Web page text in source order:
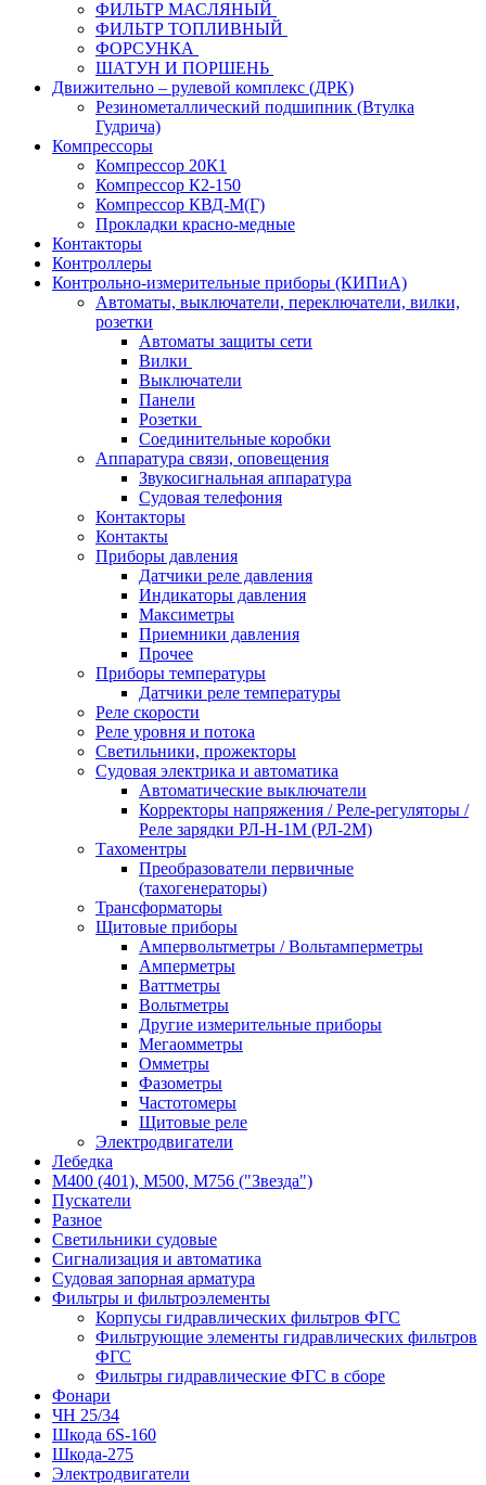
ФИЛЬТР МАСЛЯНЫЙ
ФИЛЬТР ТОПЛИВНЫЙ
ФОРСУНКА
ШАТУН И ПОРШЕНЬ
Движительно – рулевой комплекс (ДРК)
Резинометаллический подшипник (Втулка
Гудрича)
Компрессоры
Компрессор 20К1
Компрессор К2-150
Компрессор КВД-М(Г)
Прокладки красно-медные
Контакторы
Контроллеры
Контрольно-измерительные приборы (КИПиА)
Автоматы, выключатели, переключатели, вилки,
розетки
Автоматы защиты сети
Вилки
Выключатели
Панели
Розетки
Соединительные коробки
Аппаратура связи, оповещения
Звукосигнальная аппаратура
Судовая телефония
Контакторы
Контакты
Приборы давления
Датчики реле давления
Индикаторы давления
Максиметры
Приемники давления
Прочее
Приборы температуры
Датчики реле температуры
Реле скорости
Реле уровня и потока
Светильники, прожекторы
Судовая электрика и автоматика
Автоматические выключатели
Корректоры напряжения / Реле-регуляторы /
Реле зарядки РЛ-Н-1М (РЛ-2М)
Тахоментры
Преобразователи первичные
(тахогенераторы)
Трансформаторы
Щитовые приборы
Ампервольтметры / Вольтамперметры
Амперметры
Ваттметры
Вольтметры
Другие измерительные приборы
Мегаомметры
Омметры
Фазометры
Частотомеры
Щитовые реле
Электродвигатели
Лебедка
М400 (401), М500, М756 ("Звезда")
Пускатели
Разное
Светильники судовые
Сигнализация и автоматика
Судовая запорная арматура
Фильтры и фильтроэлементы
Корпусы гидравлических фильтров ФГС
Фильтрующие элементы гидравлических фильтров
ФГС
Фильтры гидравлические ФГС в сборе
Фонари
ЧН 25/34
Шкода 6S-160
Шкода-275
Электродвигатели